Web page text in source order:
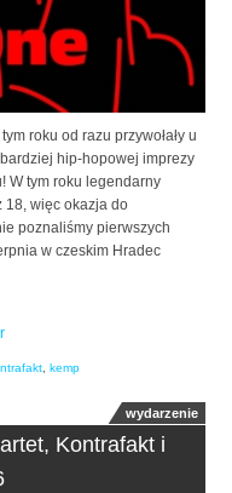
roku od razu przywołały u
hip-hopowej imprezy
W tym roku legendarny
18, więc okazja do
poznaliśmy pierwszych
w czeskim Hradec
kemp
wydarzenie
Kontrafakt i